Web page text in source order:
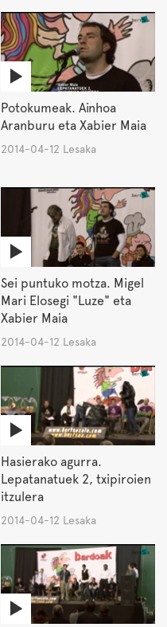
Potokumeak. Ainhoa
Aranburu eta Xabier Maia
2014-04-12 Lesaka
Sei puntuko motza. Migel
Mari Elosegi "Luze" eta
Xabier Maia
2014-04-12 Lesaka
Hasierako agurra.
Lepatanatuek 2, txipiroien
itzulera
2014-04-12 Lesaka